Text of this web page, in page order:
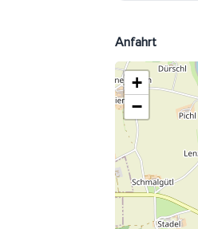
Anfahrt
+
−